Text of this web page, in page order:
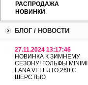
РАСПРОДАЖА
НОВИНКИ
БЛОГ / НОВОСТИ
27.11.2024 13:17:46
НОВИНКА К ЗИМНЕМУ
СЕЗОНУ! ГОЛЬФЫ MINIMI
LANA VELLUTO 260 С
ШЕРСТЬЮ